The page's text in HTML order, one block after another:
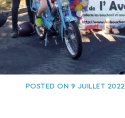
POSTED ON 9 JUILLET 2022